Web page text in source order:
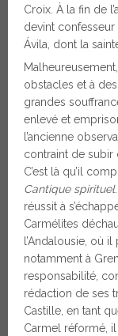
Croix. À la fin de
devint confesseur
Ávila, dont la
obstacles et à
grandes
enlevé et
l’ancienne
contraint de subir
C’est là qu’il
Cantique spirituel
réussit à
Carmélites
l’Andalousie, où
notamment à
responsabilité,
rédaction de ses
Castille, en tant
Carmel réformé,